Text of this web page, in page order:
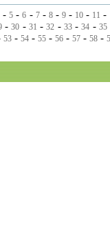
-5 -6 - 7- 8- 9- 10- 11 -
-30 - 31 -32 - 33-34 - 35
53 - 54 - 55 - 56 - 57 - 58 -